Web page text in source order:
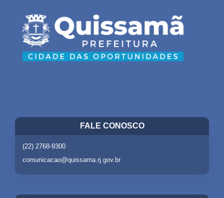
FALE CONOSCO
(22) 2768-9300
comunicacao@quissama.rj.gov.br